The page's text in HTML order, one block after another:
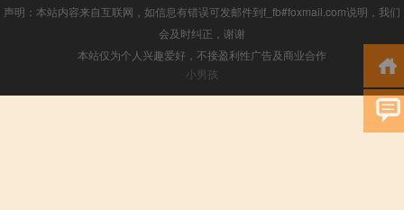
声明：本站内容来自互联网，如信息有错误可发邮件到f_fb#foxmail.com说明，我们
会及时纠正，谢谢
本站仅为个人兴趣爱好，不接盈利性广告及商业合作
小男孩